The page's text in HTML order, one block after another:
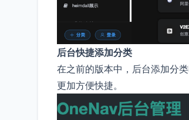
后台快捷添加分类
在之前的版本中，后台添加分
更加方便快捷。